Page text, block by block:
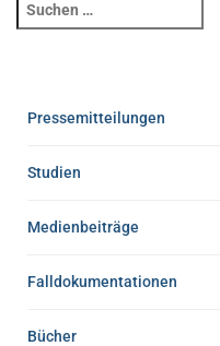
Pressemitteilungen
Studien
Medienbeiträge
Falldokumentationen
Bücher